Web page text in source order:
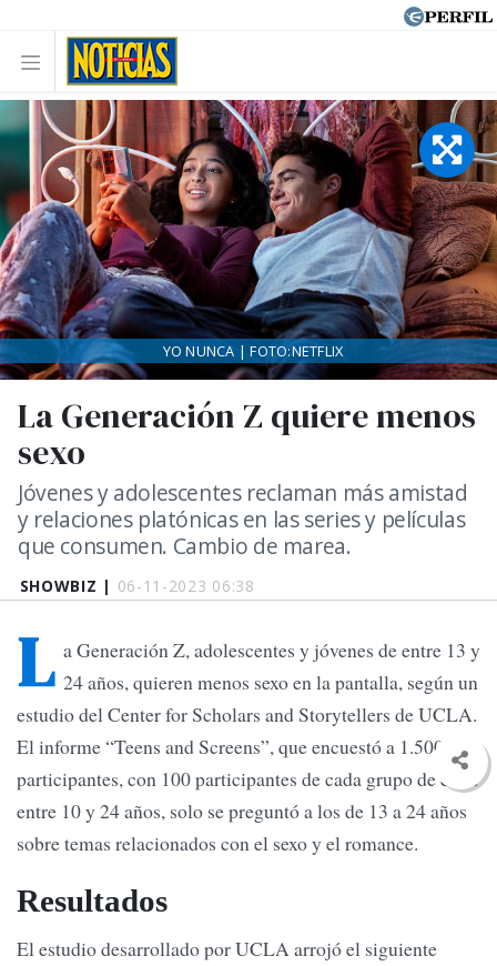
SHOWBIZ | 06-11-2023 06:38
La Generación Z quiere menos
sexo
Jóvenes y adolescentes reclaman más amistad
y relaciones platónicas en las series y películas
que consumen. Cambio de marea.
YO NUNCA | FOTO:NETFLIX
L a Generación Z, adolescentes y jóvenes de entre 13 y
24 años, quieren menos sexo en la pantalla, según un
estudio del Center for Scholars and Storytellers de UCLA.
El informe “Teens and Screens”, que encuestó a 1.500
participantes, con 100 participantes de cada grupo de edad
entre 10 y 24 años, solo se preguntó a los de 13 a 24 años
sobre temas relacionados con el sexo y el romance.
Resultados
El estudio desarrollado por UCLA arrojó el siguiente